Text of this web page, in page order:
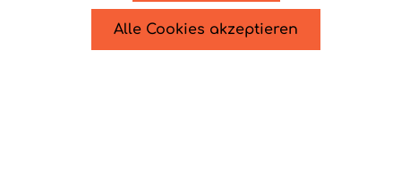
Design
Alle Cookies akzeptieren